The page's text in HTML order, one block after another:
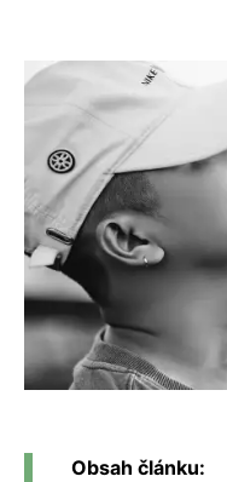
Obsah článku: